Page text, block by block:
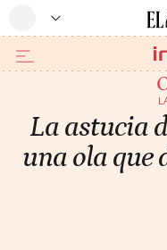
La astucia
una ola que